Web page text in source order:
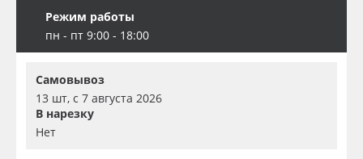
Режим работы
пн - пт 9:00 - 18:00
Самовывоз
13 шт, с 7 августа 2026
В нарезку
Нет